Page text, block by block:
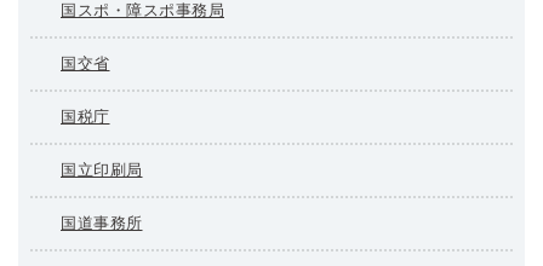
国スポ・障スポ事務局
国交省
国税庁
国立印刷局
国道事務所